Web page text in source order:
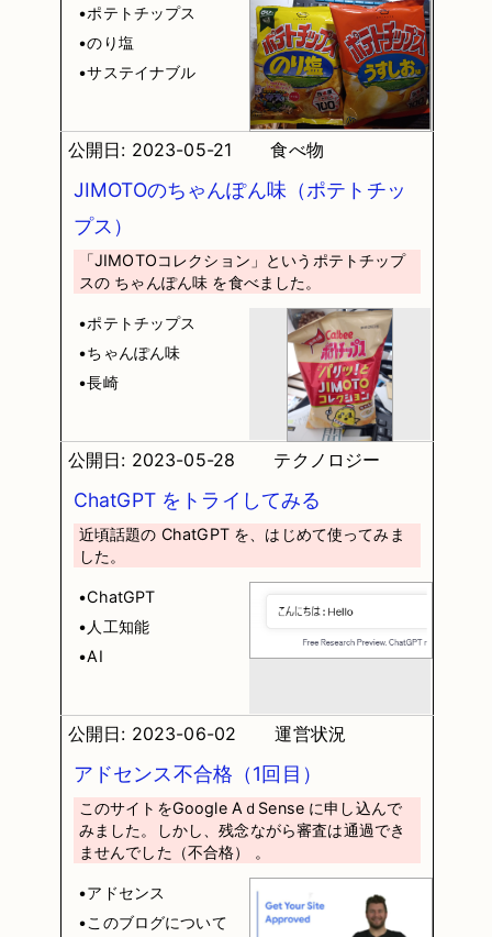
•ポテトチップス
•のり塩
•サステイナブル
公開日: 2023-05-21 食べ物
JIMOTOのちゃんぽん味（ポテトチッ
プス）
「JIMOTOコレクション」というポテトチップ
スの ちゃんぽん味 を食べました。
•ポテトチップス
•ちゃんぽん味
•長崎
公開日: 2023-05-28 テクノロジー
ChatGPT をトライしてみる
近頃話題の ChatGPT を、はじめて使ってみま
した。
•ChatGPT
•人工知能
•AI
公開日: 2023-06-02 運営状況
アドセンス不合格（1回目）
このサイトをGoogle AｄSense に申し込んで
みました。しかし、残念ながら審査は通過でき
ませんでした（不合格） 。
•アドセンス
•このブログについて